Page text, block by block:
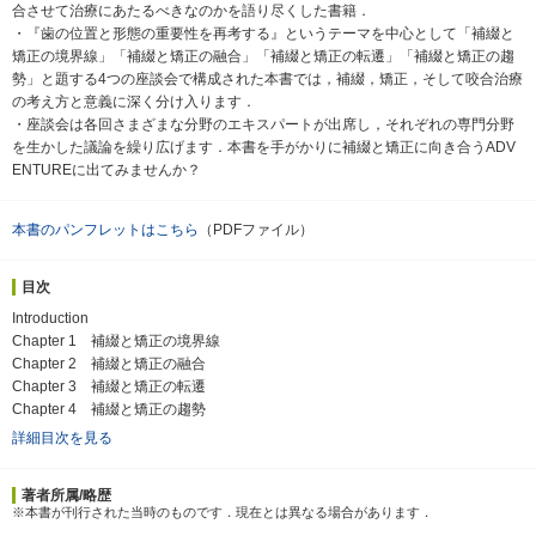
合させて治療にあたるべきなのかを語り尽くした書籍．
・『歯の位置と形態の重要性を再考する』というテーマを中心として「補綴と
矯正の境界線」「補綴と矯正の融合」「補綴と矯正の転遷」「補綴と矯正の趨
勢」と題する4つの座談会で構成された本書では，補綴，矯正，そして咬合治療
の考え方と意義に深く分け入ります．
・座談会は各回さまざまな分野のエキスパートが出席し，それぞれの専門分野
を生かした議論を繰り広げます．本書を手がかりに補綴と矯正に向き合うADV
ENTUREに出てみませんか？
本書のパンフレットはこちら （PDFファイル）
目次
Introduction
Chapter 1 補綴と矯正の境界線
Chapter 2 補綴と矯正の融合
Chapter 3 補綴と矯正の転遷
Chapter 4 補綴と矯正の趨勢
詳細目次を見る
著者所属/略歴
※本書が刊行された当時のものです．現在とは異なる場合があります．